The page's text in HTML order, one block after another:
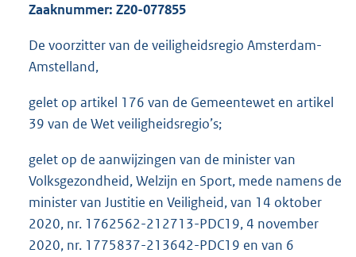
Zaaknummer: Z20-077855
De voorzitter van de veiligheidsregio Amsterdam-
Amstelland,
gelet op artikel 176 van de Gemeentewet en artikel
39 van de Wet veiligheidsregio’s;
gelet op de aanwijzingen van de minister van
Volksgezondheid, Welzijn en Sport, mede namens de
minister van Justitie en Veiligheid, van 14 oktober
2020, nr. 1762562-212713-PDC19, 4 november
2020, nr. 1775837-213642-PDC19 en van 6